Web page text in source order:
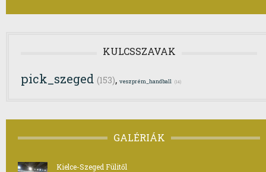
KULCSSZAVAK
pick_szeged (153), veszprém_handball (14)
GALÉRIÁK
Kielce-Szeged Fülitől